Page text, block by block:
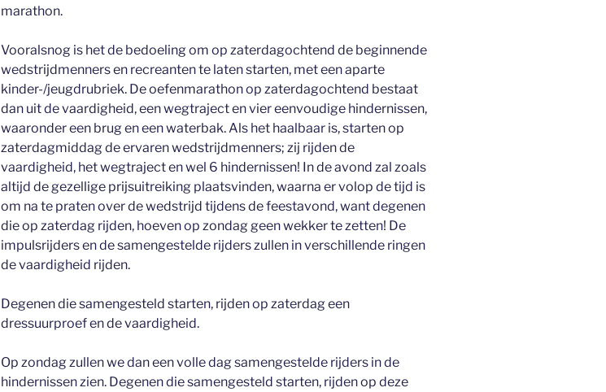
marathon.
Vooralsnog is het de bedoeling om op zaterdagochtend de beginnende
wedstrijdmenners en recreanten te laten starten, met een aparte
kinder-/jeugdrubriek. De oefenmarathon op zaterdagochtend bestaat
dan uit de vaardigheid, een wegtraject en vier eenvoudige hindernissen,
waaronder een brug en een waterbak. Als het haalbaar is, starten op
zaterdagmiddag de ervaren wedstrijdmenners; zij rijden de
vaardigheid, het wegtraject en wel 6 hindernissen! In de avond zal zoals
altijd de gezellige prijsuitreiking plaatsvinden, waarna er volop de tijd is
om na te praten over de wedstrijd tijdens de feestavond, want degenen
die op zaterdag rijden, hoeven op zondag geen wekker te zetten! De
impulsrijders en de samengestelde rijders zullen in verschillende ringen
de vaardigheid rijden.
Degenen die samengesteld starten, rijden op zaterdag een
dressuurproef en de vaardigheid.
Op zondag zullen we dan een volle dag samengestelde rijders in de
hindernissen zien. Degenen die samengesteld starten, rijden op deze